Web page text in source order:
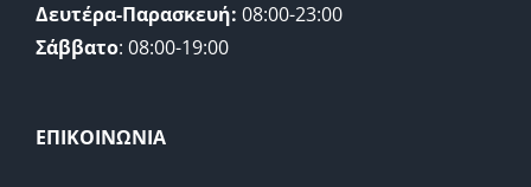
Δευτέρα-Παρασκευή: 08:00-23:00
Σάββατο: 08:00-19:00
ΕΠΙΚΟΙΝΩΝΙΑ